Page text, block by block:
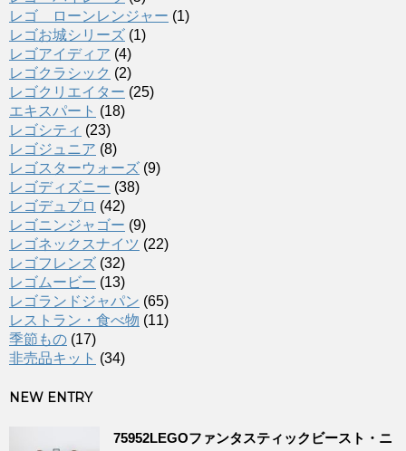
レゴ ローンレンジャー (1)
レゴお城シリーズ (1)
レゴアイディア (4)
レゴクラシック (2)
レゴクリエイター (25)
エキスパート (18)
レゴシティ (23)
レゴジュニア (8)
レゴスターウォーズ (9)
レゴディズニー (38)
レゴデュプロ (42)
レゴニンジャゴー (9)
レゴネックスナイツ (22)
レゴフレンズ (32)
レゴムービー (13)
レゴランドジャパン (65)
レストラン・食べ物 (11)
季節もの (17)
非売品キット (34)
NEW ENTRY
75952LEGOファンタスティックビースト・ニ